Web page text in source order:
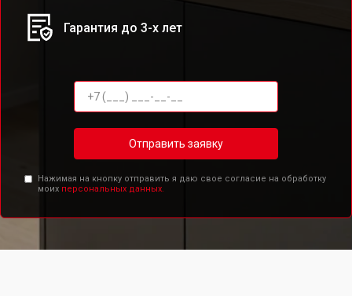
Гарантия до 3-х лет
Отправить заявку
Нажимая на кнопку отправить я даю свое согласие на обработку
моих персональных данных.